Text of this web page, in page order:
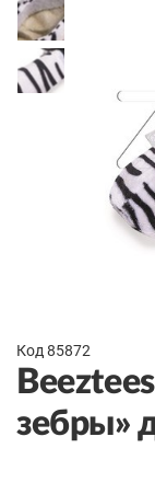
Код 85872
зебры»